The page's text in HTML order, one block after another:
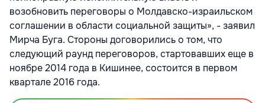
возобновить переговоры о Молдавско-израильском
соглашении в области социальной защиты», - заявил
Мирча Буга. Стороны договорились о том, что
следующий раунд переговоров, стартовавших еще в
ноябре 2014 года в Кишинее, состоится в первом
квартале 2016 года.